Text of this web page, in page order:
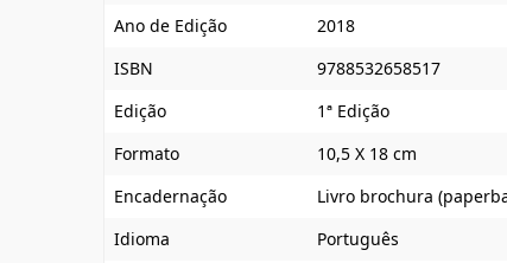
Ano de Edição
2018
ISBN
9788532658517
Edição
1ª Edição
Formato
10,5 X 18 cm
Encadernação
Livro brochura
Idioma
Português